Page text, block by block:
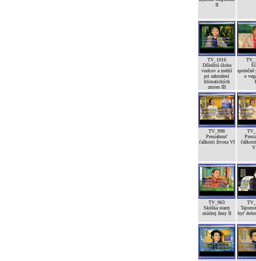
II
TV_1016
Dôležitá úloha
vodcov a médií
pri zabrzdení
klimatických
zmien III
společně
o
I
TV_998
Presiahnuť
ťažkosti života VI
TV_963
Skúška starej
múdrej ženy II
byť